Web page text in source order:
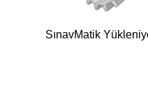
SınavMatik